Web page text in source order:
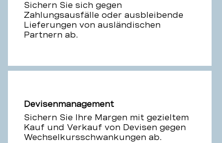
Sichern Sie sich gegen
Zahlungsausfälle oder ausbleibende
Lieferungen von ausländischen
Partnern ab.
Devisenmanagement
Sichern Sie Ihre Margen mit gezieltem
Kauf und Verkauf von Devisen gegen
Wechselkursschwankungen ab.